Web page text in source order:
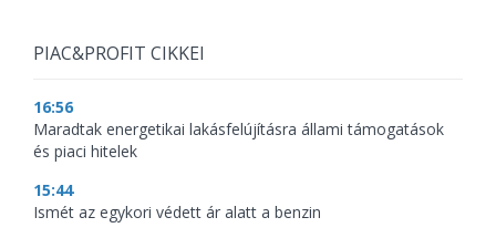
PIAC&PROFIT CIKKEI
16:56
Maradtak energetikai lakásfelújításra állami támogatások
és piaci hitelek
15:44
Ismét az egykori védett ár alatt a benzin